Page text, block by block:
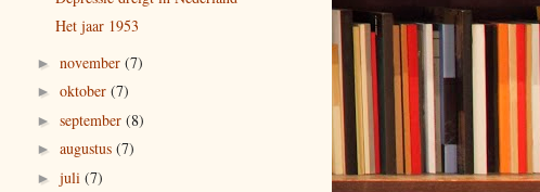
Het jaar 1953
► november (7)
► oktober (7)
► september (8)
► augustus (7)
► juli (7)